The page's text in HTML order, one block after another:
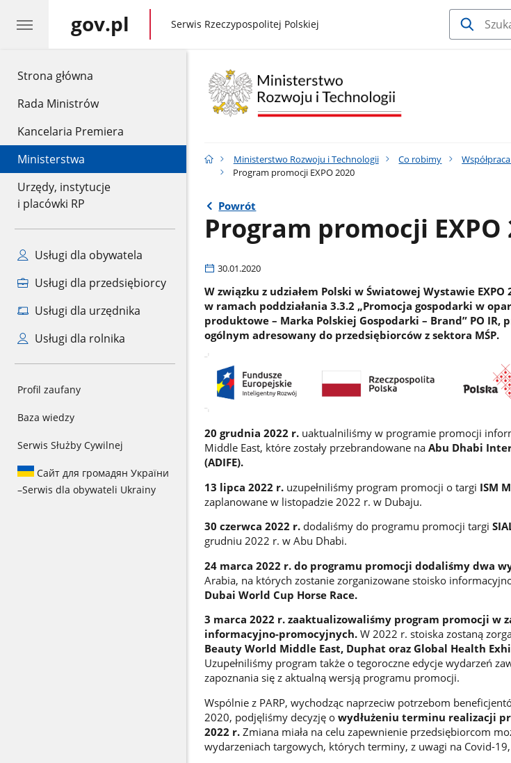
Strona główna
Rada Ministrów
Kancelaria Premiera
Ministerstwa
Urzędy, instytucje
i placówki RP
Usługi dla obywatela
Usługi dla przedsiębiorcy
Usługi dla urzędnika
Usługi dla rolnika
Profil zaufany
Baza wiedzy
Serwis Służby Cywilnej
Сайт для громадян України
–Serwis dla obywateli Ukrainy
gov.pl gov.pl
Serwis Rzeczypospolitej Polskiej
Ministerstwo Rozwoju i Technologii Co robimy
Program promocji EXPO 2020
Powrót
Program promocji EXPO
30.01.2020
W związku z udziałem Polski w Światowej Wystawie
w ramach poddziałania 3.3.2 „Promocja gospodarki w
produktowe – Marka Polskiej Gospodarki – Brand” PO
ogólnym adresowany do przedsiębiorców z sektora MŚP.
20 grudnia 2022 r.uaktualniliśmy w programie promocji
Middle East, które zostały przebrandowane na Abu Dhabi
(ADIFE).
13 lipca 2022 r. uzupełniliśmy program promocji o targi ISM
zaplanowane w listopadzie 2022 r. w Dubaju.
30 czerwca 2022 r.dodaliśmy do programu promocji targi
grudniu 2022 r. w Abu Dhabi.
24 marca 2022 r. do programu promocji dodaliśmy dwa
Arabia, na których zostanie zorganizowane stoisko
Dubai World Cup Horse Race.
3 marca 2022 r. zaaktualizowaliśmy program promocji w
informacyjno-promocyjnych.W 2022 r. stoiska zostaną
Beauty World Middle East, Duphat oraz Global Health
Uzupełniliśmy program także o tegoroczne edycje wydarzeń
zapoznania się z aktualną wersją programu promocji.
Wspólnie z PARP, wychodząc naprzeciw potrzebom
2020, podjęliśmy decyzję o wydłużeniu terminu realizacji
2022 r.Zmiana miała na celu zapewnienie przedsiębiorcom
wydarzeniach targowych, których terminy, z uwagi na Covid-19,